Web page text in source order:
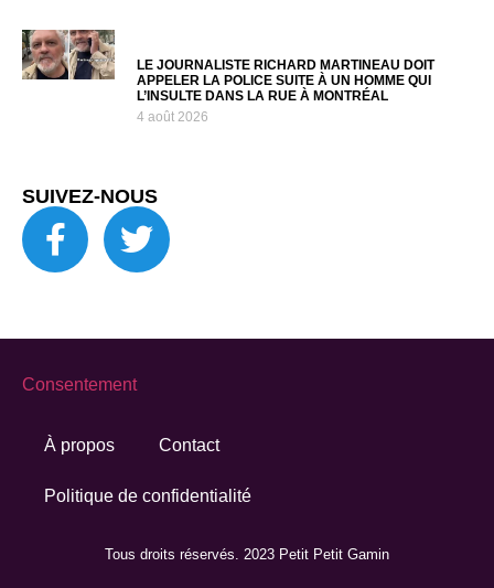
LE JOURNALISTE RICHARD MARTINEAU DOIT
APPELER LA POLICE SUITE À UN HOMME QUI
L’INSULTE DANS LA RUE À MONTRÉAL
4 août 2026
SUIVEZ-NOUS
Tous droits réservés. 2023 Petit Petit Gamin
À propos Contact
Politique de confidentialité
Consentement